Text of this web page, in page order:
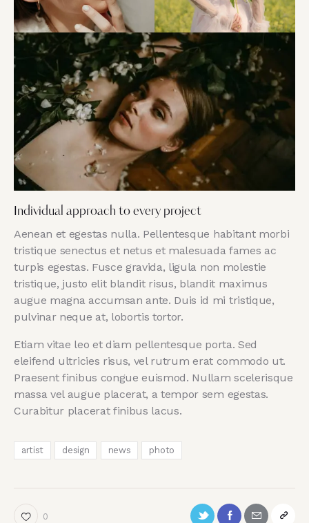
Individual approach to every project
Aenean et egestas nulla. Pellentesque habitant morbi
tristique senectus et netus et malesuada fames ac
turpis egestas. Fusce gravida, ligula non molestie
tristique, justo elit blandit risus, blandit maximus
augue magna accumsan ante. Duis id mi tristique,
pulvinar neque at, lobortis tortor.
Etiam vitae leo et diam pellentesque porta. Sed
eleifend ultricies risus, vel rutrum erat commodo ut.
Praesent finibus congue euismod. Nullam scelerisque
massa vel augue placerat, a tempor sem egestas.
Curabitur placerat finibus lacus.
artist design news photo
0